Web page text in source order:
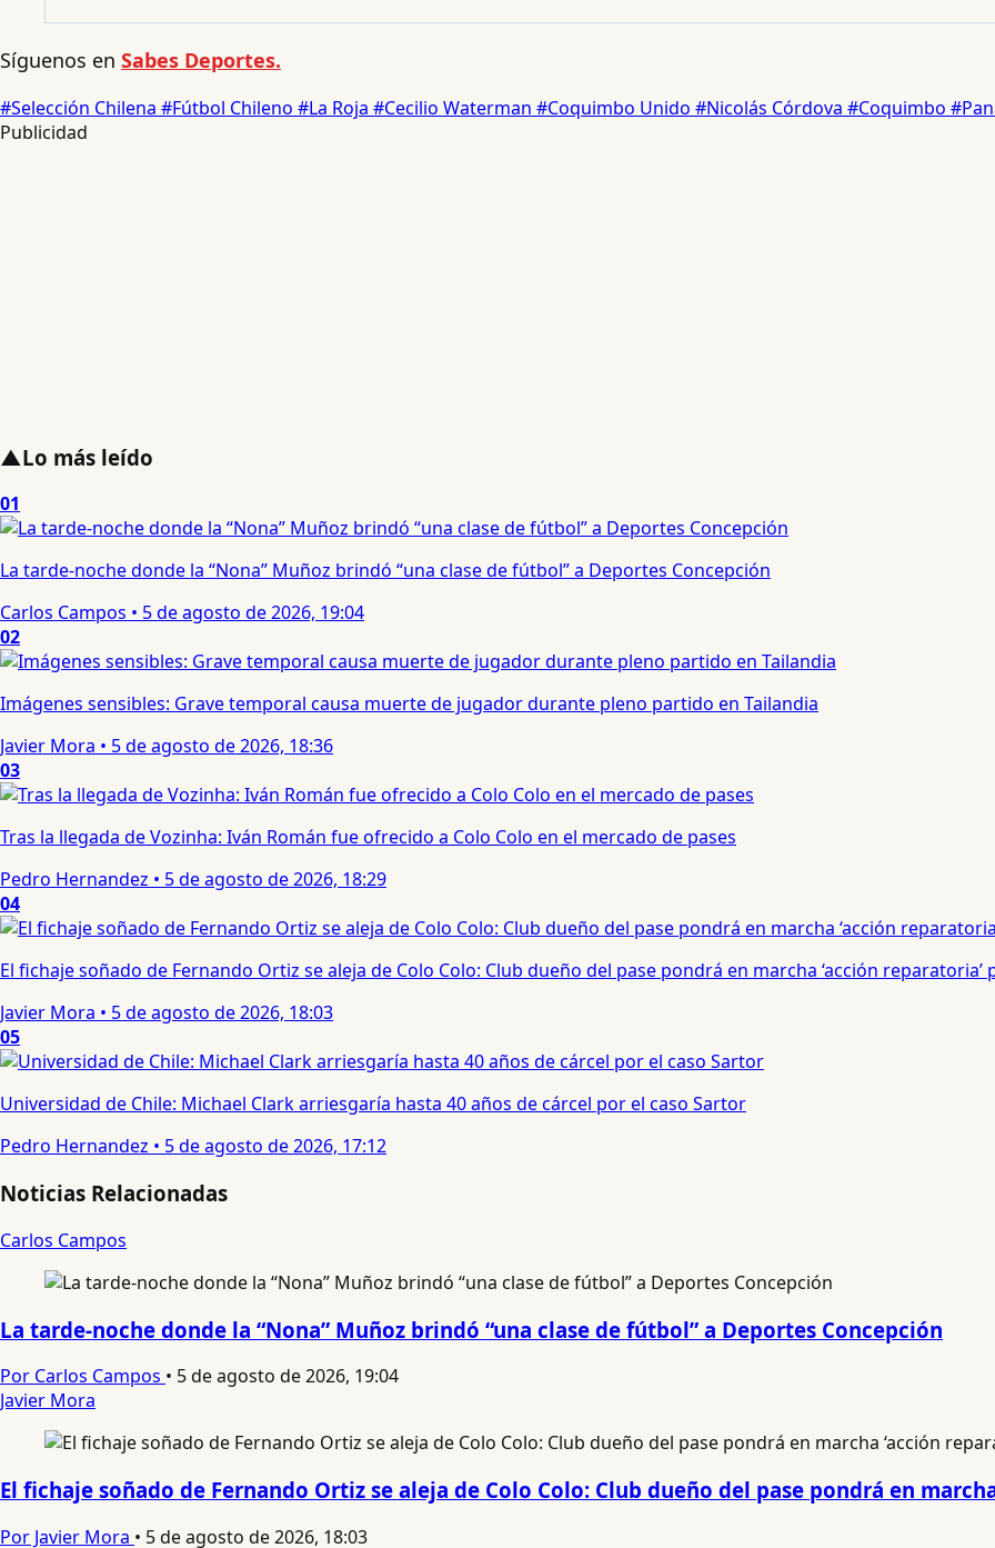
Síguenos en Sabes Deportes.
#Selección Chilena #Fútbol Chileno #La Roja #Cecilio Waterman #Coquimbo Unido #Nicolás Córdova #Coquimbo
Publicidad
▲Lo más leído
01
La tarde-noche donde la “Nona” Muñoz brindó “una clase de fútbol” a Deportes Concepción
Carlos Campos • 5 de agosto de 2026, 19:04
02
Imágenes sensibles: Grave temporal causa muerte de jugador durante pleno partido en Tailandia
Javier Mora • 5 de agosto de 2026, 18:36
03
Tras la llegada de Vozinha: Iván Román fue ofrecido a Colo Colo en el mercado de pases
Pedro Hernandez • 5 de agosto de 2026, 18:29
04
El fichaje soñado de Fernando Ortiz se aleja de Colo Colo: Club dueño del pase pondrá en marcha ‘acción
Javier Mora • 5 de agosto de 2026, 18:03
05
Universidad de Chile: Michael Clark arriesgaría hasta 40 años de cárcel por el caso Sartor
Pedro Hernandez • 5 de agosto de 2026, 17:12
Noticias Relacionadas
Carlos Campos
La tarde-noche donde la “Nona” Muñoz brindó “una clase de fútbol” a Deportes Concepción
Por Carlos Campos • 5 de agosto de 2026, 19:04
Javier Mora
El fichaje soñado de Fernando Ortiz se aleja de Colo Colo: Club dueño del pase pondrá en
Por Javier Mora • 5 de agosto de 2026, 18:03